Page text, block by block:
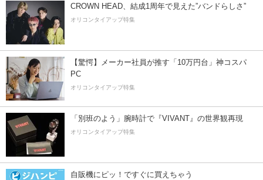
CROWN HEAD、結成1周年で見えた”バンドらしさ”
オリコンタイアップ特集
【驚愕】メーカー社員が推す「10万円台」神コスパ
PC
オリコンタイアップ特集
「別班のよう」腕時計で『VIVANT』の世界観再現
オリコンタイアップ特集
自販機にピッ！ですぐに買えちゃう